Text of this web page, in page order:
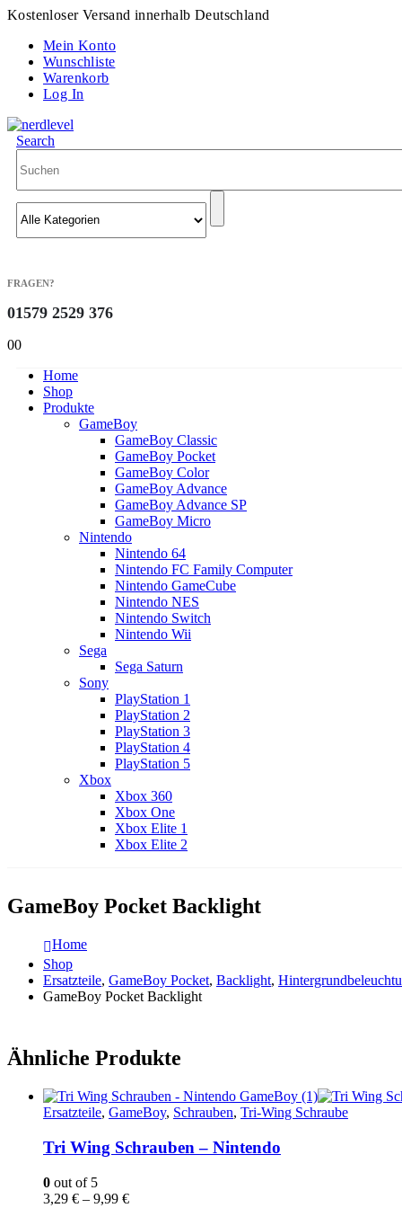
Kostenloser Versand innerhalb Deutschland
Mein Konto
Wunschliste
Warenkorb
Log In
Search
FRAGEN?
01579 2529 376
00
Home
Shop
Produkte
GameBoy
GameBoy Classic
GameBoy Pocket
GameBoy Color
GameBoy Advance
GameBoy Advance SP
GameBoy Micro
Nintendo
Nintendo 64
Nintendo FC Family Computer
Nintendo GameCube
Nintendo NES
Nintendo Switch
Nintendo Wii
Sega
Sega Saturn
Sony
PlayStation 1
PlayStation 2
PlayStation 3
PlayStation 4
PlayStation 5
Xbox
Xbox 360
Xbox One
Xbox Elite 1
Xbox Elite 2
GameBoy Pocket Backlight
Home
Shop
Ersatzteile, GameBoy Pocket, Backlight,
GameBoy Pocket Backlight
Ähnliche Produkte
Ersatzteile, GameBoy, Schrauben, Tri-Wing Schraube
Tri Wing Schrauben – Nintendo
0 out of 5
3,29 € – 9,99 €